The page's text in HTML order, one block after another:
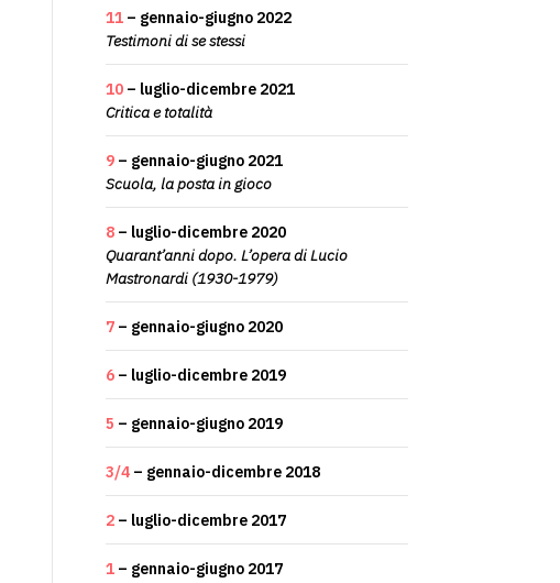
11 – gennaio-giugno 2022
Testimoni di se stessi
10 – luglio-dicembre 2021
Critica e totalità
9 – gennaio-giugno 2021
Scuola, la posta in gioco
8 – luglio-dicembre 2020
Quarant’anni dopo. L’opera di Lucio
Mastronardi (1930-1979)
7 – gennaio-giugno 2020
6 – luglio-dicembre 2019
5 – gennaio-giugno 2019
3/4 – gennaio-dicembre 2018
2 – luglio-dicembre 2017
1 – gennaio-giugno 2017